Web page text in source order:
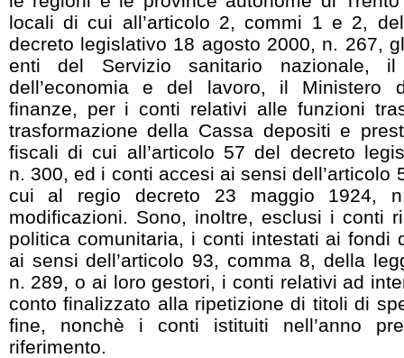
locali di cui all’articolo 2, commi 1 e 2,
decreto legislativo 18 agosto 2000, n. 267,
enti del Servizio sanitario nazionale, il
dell’economia e del lavoro, il Ministero
finanze, per i conti relativi alle funzioni
trasformazione della Cassa depositi e
fiscali di cui all’articolo 57 del decreto
n. 300, ed i conti accesi ai sensi dell’articolo
cui al regio decreto 23 maggio 1924,
modificazioni. Sono, inoltre, esclusi i conti
politica comunitaria, i conti intestati ai fondi
ai sensi dell’articolo 93, comma 8, della
n. 289, o ai loro gestori, i conti relativi ad
conto finalizzato alla ripetizione di titoli di
fine, nonchè i conti istituiti nell’anno
riferimento.